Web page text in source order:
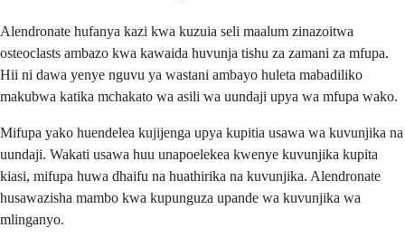
Alendronate hufanya kazi kwa kuzuia seli maalum zinazoitwa
osteoclasts ambazo kwa kawaida huvunja tishu za zamani za mfupa.
Hii ni dawa yenye nguvu ya wastani ambayo huleta mabadiliko
makubwa katika mchakato wa asili wa uundaji upya wa mfupa wako.
Mifupa yako huendelea kujijenga upya kupitia usawa wa kuvunjika na
uundaji. Wakati usawa huu unapoelekea kwenye kuvunjika kupita
kiasi, mifupa huwa dhaifu na huathirika na kuvunjika. Alendronate
husawazisha mambo kwa kupunguza upande wa kuvunjika wa
mlinganyo.